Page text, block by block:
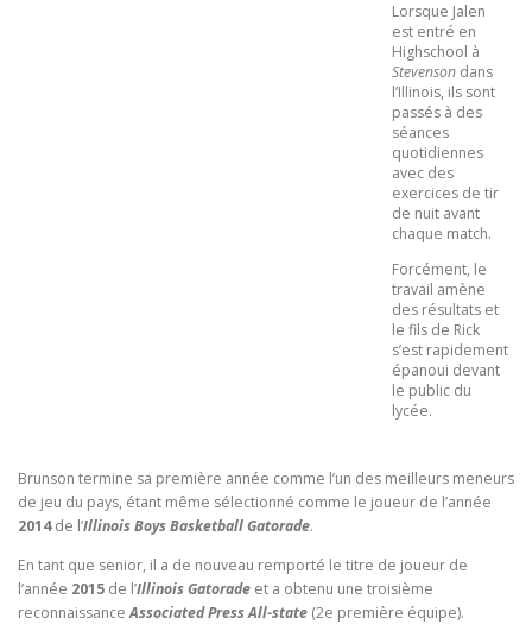
Lorsque Jalen
est entré en
Highschool à
Stevenson dans
l’Illinois, ils sont
passés à des
séances
quotidiennes
avec des
exercices de tir
de nuit avant
chaque match.
Forcément, le
travail amène
des résultats et
le fils de Rick
s’est rapidement
épanoui devant
le public du
lycée.
Brunson termine sa première année comme l’un des meilleurs meneurs
de jeu du pays, étant même sélectionné comme le joueur de l’année
2014de l’Illinois Boys Basketball Gatorade.
En tant que senior, il a de nouveau remporté le titre de joueur de
l’année 2015 de l’Illinois Gatorade et a obtenu une troisième
reconnaissanceAssociated Press All-state (2e première équipe).